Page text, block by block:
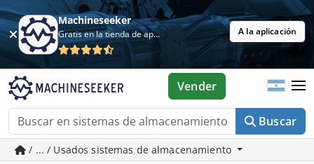
Machineseeker
Gratis en la tienda de aplicaciones A la aplicación
Buscar
Vender
/ ... / Usados sistemas de almacenamiento